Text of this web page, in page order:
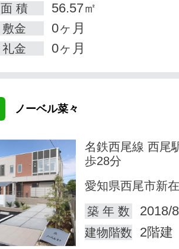
面 積 56.57㎡
敷金 0ヶ月
礼金 0ヶ月
ノーベル菜々
名鉄西尾線 西尾
歩28分
愛知県西尾市新
築 年 数
2018/
建物階数 2階建